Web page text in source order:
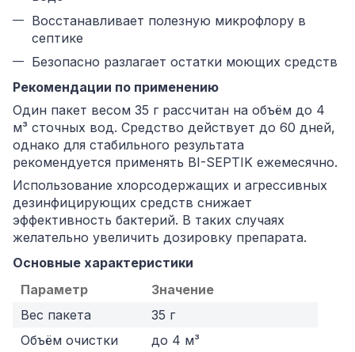
Восстанавливает полезную микрофлору в
септике
Безопасно разлагает остатки моющих средств
Рекомендации по применению
Один пакет весом 35 г рассчитан на объём до 4
м³ сточных вод. Средство действует до 60 дней,
однако для стабильного результата
рекомендуется применять BI-SEPTIK ежемесячно.
Использование хлорсодержащих и агрессивных
дезинфицирующих средств снижает
эффективность бактерий. В таких случаях
желательно увеличить дозировку препарата.
Основные характеристики
Параметр
Значение
Вес пакета
35 г
Объём очистки
до 4 м³